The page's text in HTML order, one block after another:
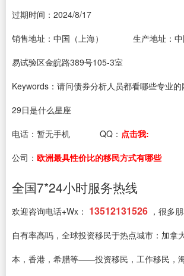
过期时间： 2024/8/17
销售地址：中国（上海）
生产地址：
易试验区金皖路389号105-3室
Keywords：请问债券分析人员都看哪些专业
29日是什么星座
电话： 暂无手机 QQ： 点击我:
公司： 欧洲最具性价比的移民方式有哪些
全国7*24小时服务热线
欢迎咨询电话+Wx： 13512131526 ，很多
自有率高吗，全球投资移民于热点城市：加拿
本，香港，希腊等——投资移民，工作移民，